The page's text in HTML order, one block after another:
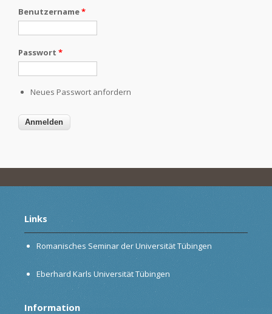
Benutzername*
Passwort *
Neues Passwort anfordern
Links
Romanisches Seminar der Universität Tübingen
Eberhard Karls Universität Tübingen
Information